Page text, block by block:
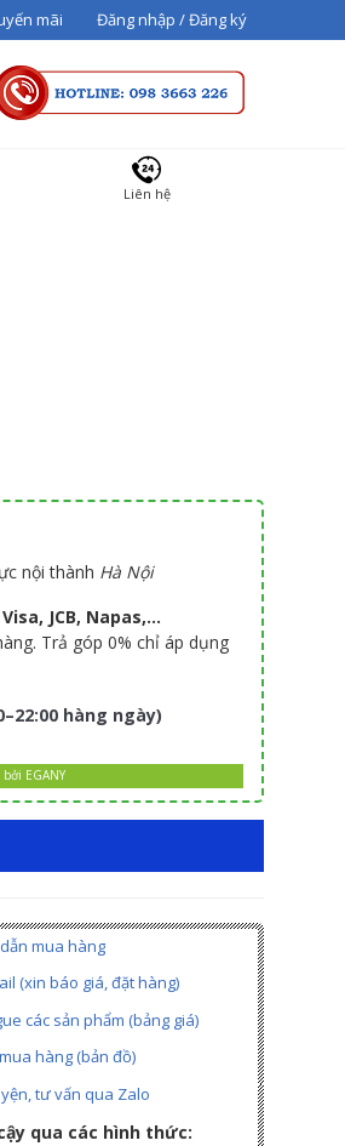
mãi Đăng nhập / Đăng ký
Liên hệ
nội thành Hà Nội
JCB, Napas,...
Trả góp 0% chỉ áp dụng
hàng ngày)
EGANY
mua hàng
(xin báo giá, đặt hàng)
các sản phẩm (bảng giá)
hàng (bản đồ)
tư vấn qua Zalo
qua các hình thức: